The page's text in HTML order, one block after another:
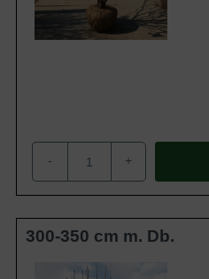
- +
300-350 cm m. Db.